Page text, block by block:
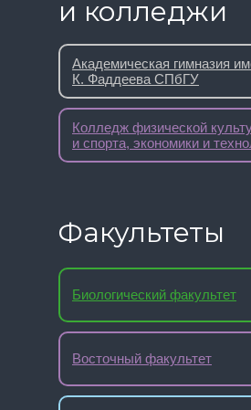
Академическая гимназия
К. Фаддеева СПбГУ
Колледж физической
и спорта, экономики и
Биологический факультет
Восточный факультет
Факультеты
и колледжи